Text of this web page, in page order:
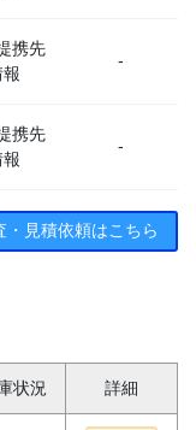
携先
-
携先
-
携先
-
見積依頼はこちら
状況 詳細